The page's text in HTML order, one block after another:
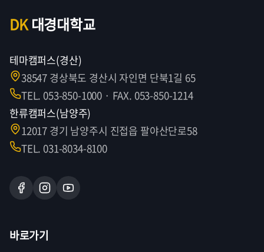
DK대경대학교
테마캠퍼스(경산)
38547 경상북도 경산시 자인면 단북1길 65
TEL. 053-850-1000 · FAX. 053-850-1214
한류캠퍼스(남양주)
12017 경기 남양주시 진접읍 팔야산단로58
TEL. 031-8034-8100
바로가기